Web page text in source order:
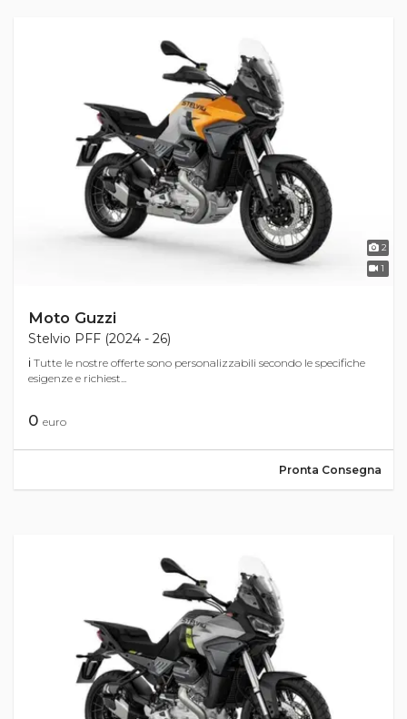
2
1
Moto Guzzi
Stelvio PFF (2024 - 26)
ℹ Tutte le nostre offerte sono personalizzabili secondo le specifiche
esigenze e richiest...
0 euro
Pronta Consegna